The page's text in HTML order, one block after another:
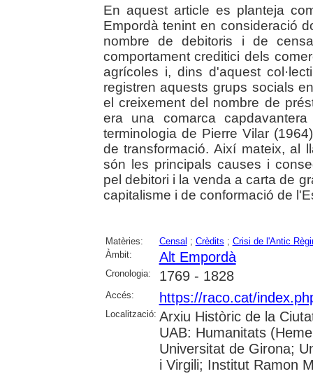
En aquest article es planteja
Empordà tenint en consideració
nombre de debitoris i de
comportament creditici dels
agrícoles i, dins d'aquest
registren aquests grups socials
el creixement del nombre de
era una comarca
terminologia de Pierre Vilar
de transformació. Així mateix, al
són les principals causes i
pel debitori i la venda a carta de
capitalisme i de conformació de
Matèries: Censal ; Crèdits ; Crisi de l'Antic
Àmbit:
Alt Empordà
Cronologia: 1769 - 1828
Accés: https://raco.cat/
Localització: Arxiu Històric de la
UAB: Humanitats
Universitat de Girona;
i Virgili; Institut Ramon